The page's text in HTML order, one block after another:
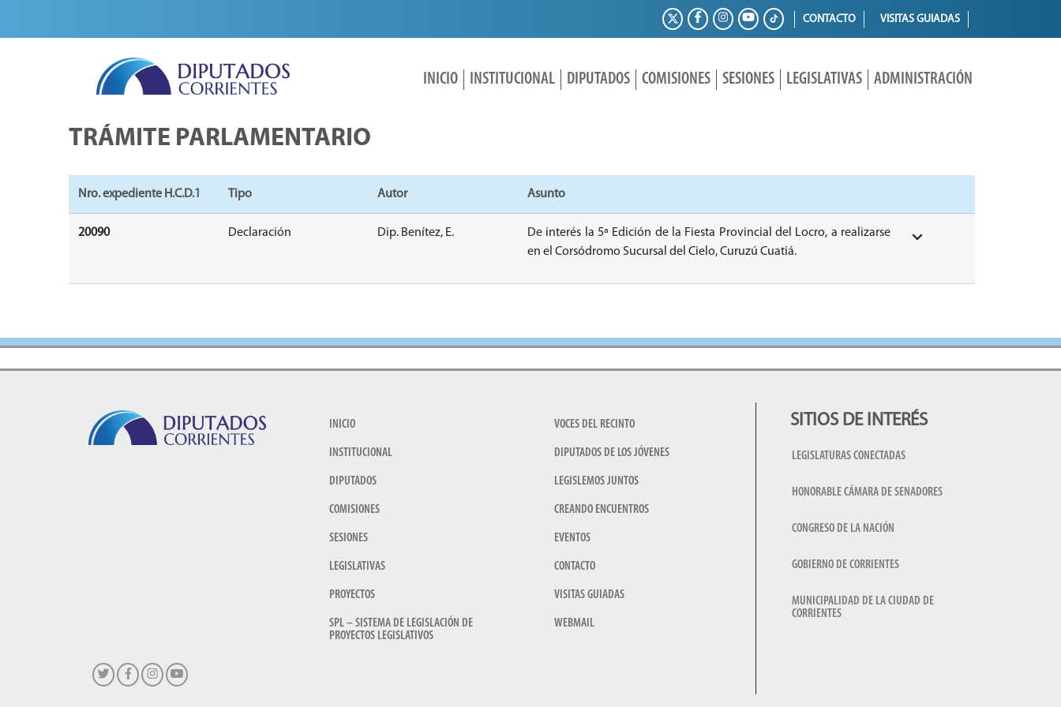
CONTACTO VISITAS GUIADAS
INICIO INSTITUCIONAL DIPUTADOS COMISIONES SESIONES LEGISLATIVAS ADMINISTRACIÓN
TRÁMITE PARLAMENTARIO
Nro. expediente H.C.D.1 Tipo Autor Asunto
20090 Declaración Dip. Benítez, E.
De interés la 5ª Edición de la Fiesta Provincial del Locro, a realizarse
en el Corsódromo Sucursal del Cielo, Curuzú Cuatiá.
INICIO
INSTITUCIONAL
DIPUTADOS
COMISIONES
SESIONES
LEGISLATIVAS
PROYECTOS
SPL – SISTEMA DE LEGISLACIÓN DE
PROYECTOS LEGISLATIVOS
VOCES DEL RECINTO
DIPUTADOS DE LOS JÓVENES
LEGISLEMOS JUNTOS
CREANDO ENCUENTROS
EVENTOS
CONTACTO
VISITAS GUIADAS
WEBMAIL
SITIOS DE INTERÉS
LEGISLATURAS CONECTADAS
HONORABLE CÁMARA DE SENADORES
CONGRESO DE LA NACIÓN
GOBIERNO DE CORRIENTES
MUNICIPALIDAD DE LA CIUDAD DE
CORRIENTES